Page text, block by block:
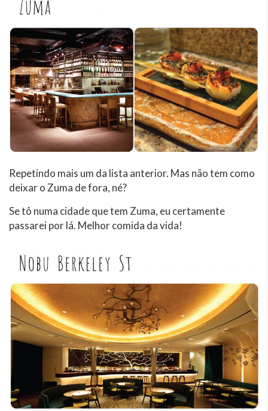
Repetindo mais um da lista anterior. Mas não tem como
deixar o Zuma de fora, né?
Se tô numa cidade que tem Zuma, eu certamente
passarei por lá. Melhor comida da vida!